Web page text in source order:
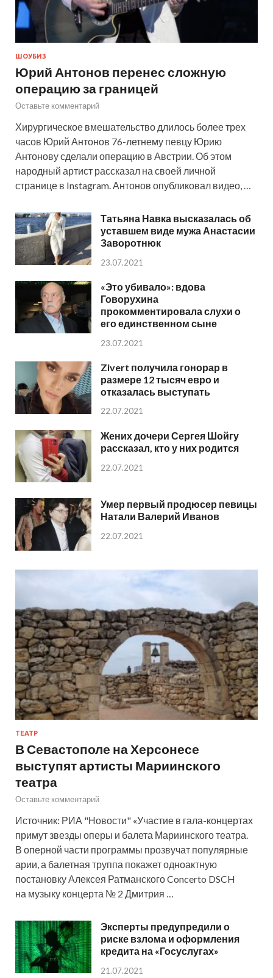
ШОУБИЗ
Юрий Антонов перенес сложную
операцию за границей
Оставьте комментарий
Хирургическое вмешательство длилось более трех
часов Юрий Антонов 76-летнему певцу Юрию
Антонову сделали операцию в Австрии. Об этом
народный артист рассказал на своей личной
странице в Instagram. Антонов опубликовал видео, …
Татьяна Навка высказалась об
уставшем виде мужа Анастасии
Заворотнюк
23.07.2021
«Это убивало»: вдова
Говорухина
прокомментировала слухи о
его единственном сыне
23.07.2021
Zivert получила гонорар в
размере 12 тысяч евро и
отказалась выступать
22.07.2021
Жених дочери Сергея Шойгу
рассказал, кто у них родится
22.07.2021
Умер первый продюсер певицы
Натали Валерий Иванов
22.07.2021
ТЕАТР
В Севастополе на Херсонесе
выступят артисты Мариинского
театра
Оставьте комментарий
Источник: РИА "Новости" «Участие в гала-концертах
примут звезды оперы и балета Мариинского театра.
В оперной части программы прозвучат популярные
арии, а балетная труппа покажет одноактную
постановку Алексея Ратманского Concerto DSCH
на музыку концерта № 2 Дмитрия …
Эксперты предупредили о
риске взлома и оформления
кредита на «Госуслугах»
21.07.2021